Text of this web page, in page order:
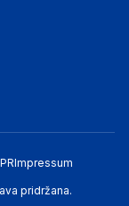
Impressum
pridržana.